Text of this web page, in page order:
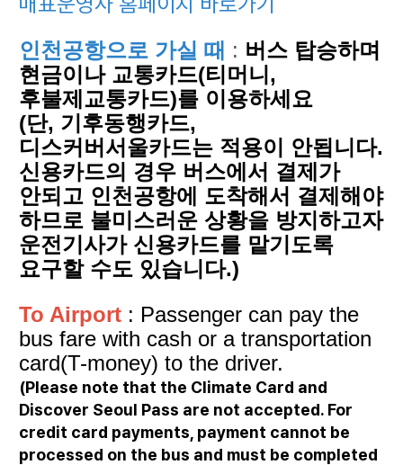
인천공항으로 가실 때 : 버스 탑승하며
현금이나 교통카드(티머니,
후불제교통카드)를 이용하세요
(단, 기후동행카드,
디스커버서울카드는 적용이 안됩니다.
신용카드의 경우 버스에서 결제가
안되고 인천공항에 도착해서 결제해야
하므로 불미스러운 상황을 방지하고자
운전기사가 신용카드를 맡기도록
요구할 수도 있습니다.)
To Airport : Passenger can pay the
bus fare with cash or a transportation
card(T-money) to the driver.
(Please note that the Climate Card and
Discover Seoul Pass are not accepted. For
credit card payments, payment cannot be
processed on the bus and must be completed